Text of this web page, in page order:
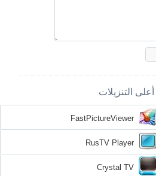
أعلى التنزيلات
FastPictureViewer
RusTV Player
Crystal TV